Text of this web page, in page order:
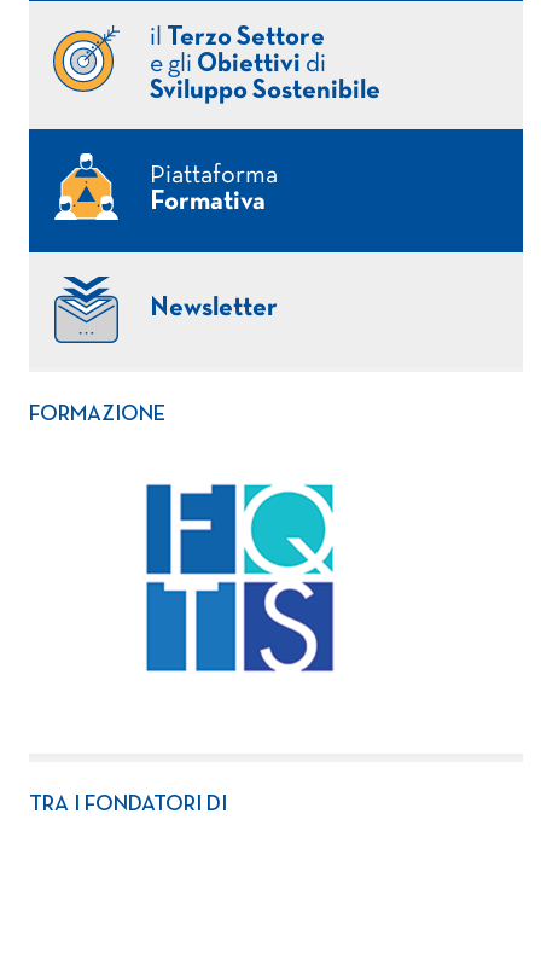
il
Terzo Settore
e gli Obiettivi di
Sviluppo Sostenibile
Piattaforma
Formativa
Newsletter
FORMAZIONE
TRA I FONDATORI DI